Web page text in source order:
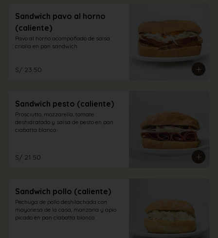
Sandwich pavo al horno
(caliente)
Pavo al horno acompañado de salsa
criolla en pan sandwich.
S/ 23.50
Sandwich pesto (caliente)
Prosciutto, mozzarella, tomate
deshidratado y salsa de pesto en pan
ciabatta blanco.
S/ 21.50
Sandwich pollo (caliente)
Pechuga de pollo deshilachada con
mayonesa de la casa, manzana y apio
picado en pan ciabatta blanco.